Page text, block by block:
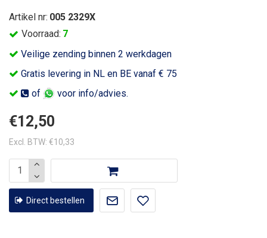
Veilige zending binnen 2 werkdagen
Gratis levering in NL en BE vanaf € 75
of
voor info/advies.
Voorraad: 7
Artikel nr: 005 2329X
€12,50
Excl. BTW: €10,33
Direct bestellen